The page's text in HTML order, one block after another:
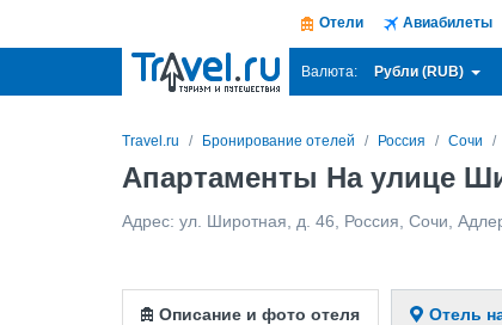
Отели Авиабилеты
Валюта: Рубли (RUB)
Travel.ru Бронирование отелей Россия Сочи
Апартаменты На улице
Адрес: ул. Широтная, д. 46 Россия Сочи
Описание и фото отеля Отель